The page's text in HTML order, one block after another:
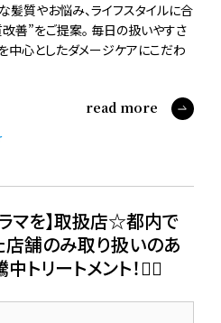
髪質やお悩み、ライフスタイルに合
善”をご提案。 毎日の扱いやすさ
中心としたダメージケアにこだわ
read more
マを】取扱店☆都内で
店舗のみ取り扱いのあ
トリートメント！🙋‍♀️